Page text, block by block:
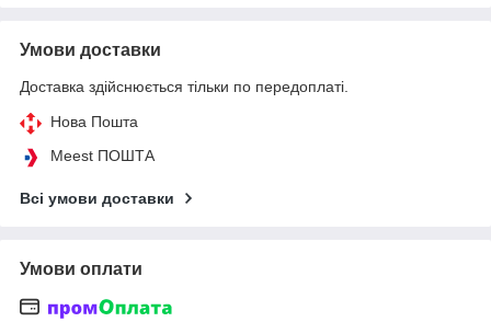
Умови доставки
Доставка здійснюється тільки по передоплаті.
Нова Пошта
Meest ПОШТА
Всі умови доставки
Умови оплати